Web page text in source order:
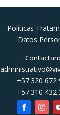
Políticas
Datos
+57 320 672
+57 310 432